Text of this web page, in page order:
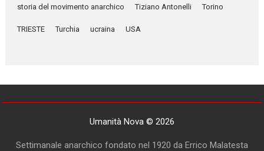
storia del movimento anarchico Tiziano Antonelli Torino
TRIESTE Turchia ucraina USA
Umanità Nova © 2026
Settimanale anarchico fondato nel 1920 da Errico Malatesta